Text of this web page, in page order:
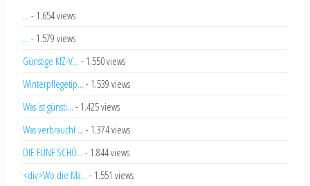
... - 1.654 views
... - 1.579 views
Günstige KfZ-V... - 1.550 views
Winterpflegetip... - 1.539 views
Was ist günsti... - 1.425 views
Was verbraucht ... - 1.374 views
DIE FÜNF SCHÖ... - 1.844 views
<div>Wo die Mä... - 1.551 views